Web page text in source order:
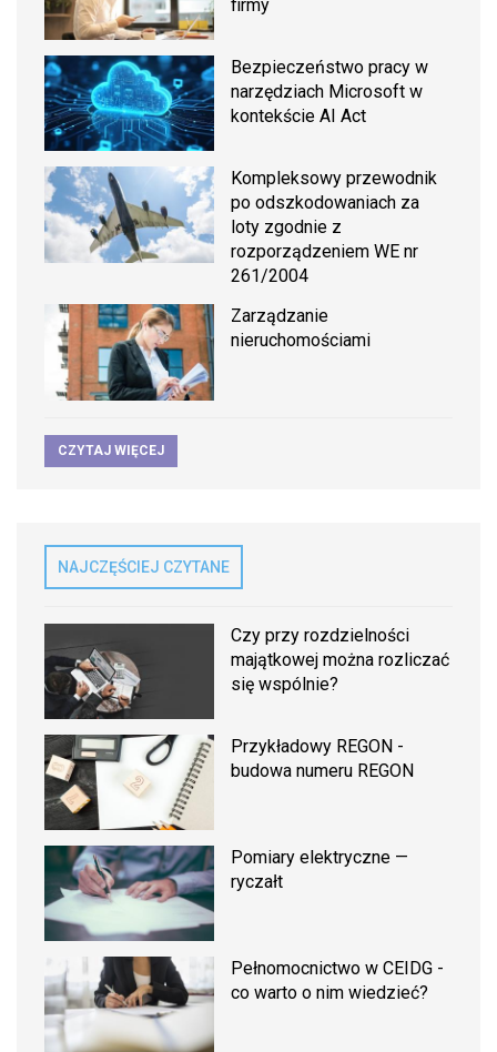
firmy
Bezpieczeństwo pracy w
narzędziach Microsoft w
kontekście AI Act
Kompleksowy przewodnik
po odszkodowaniach za
loty zgodnie z
rozporządzeniem WE nr
261/2004
Zarządzanie
nieruchomościami
CZYTAJ WIĘCEJ
NAJCZĘŚCIEJ CZYTANE
Czy przy rozdzielności
majątkowej można rozliczać
się wspólnie?
Przykładowy REGON -
budowa numeru REGON
Pomiary elektryczne —
ryczałt
Pełnomocnictwo w CEIDG -
co warto o nim wiedzieć?